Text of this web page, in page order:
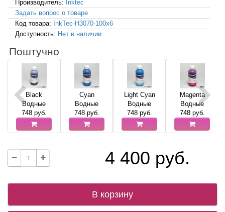
Производитель: Inktec
Задать вопрос о товаре
Код товара: InkTec-H3070-100x6
Доступность: Нет в наличии
Поштучно
Black
Водные
748руб.
Cyan
Водные
748руб.
Light Cyan
Водные
748руб.
Magenta
Водные
748руб.
4 400 руб.
В корзину